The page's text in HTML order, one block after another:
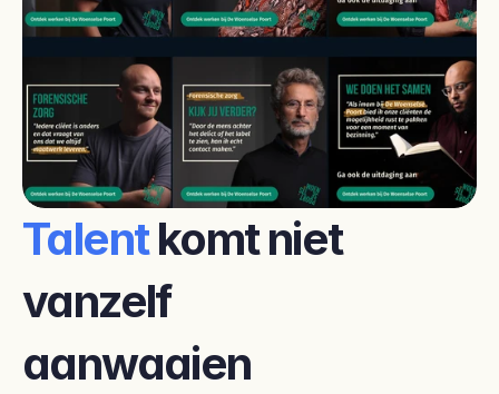
Talent komt niet
vanzelf
aanwaaien